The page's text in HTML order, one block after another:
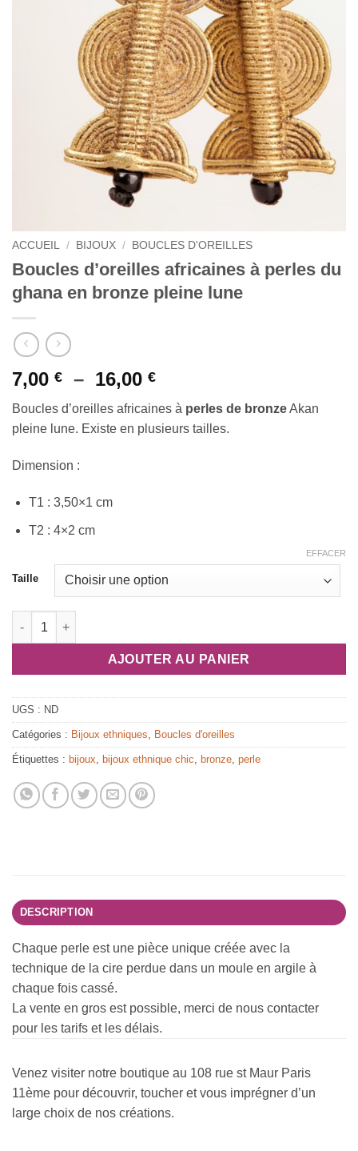
ACCUEIL / BIJOUX / BOUCLES D'OREILLES
Boucles d’oreilles africaines à perles du
ghana en bronze pleine lune
7,00 € – 16,00 €Plage
de
prix :
7,00 €
Boucles d’oreilles africaines à perles de bronzeAkan
pleine lune. Existe en plusieurs tailles.
Dimension :
T1 : 3,50×1 cm
T2 : 4×2 cm
Taille
EFFACER
quantité de Boucles d'oreilles africaines à perles du ghana en
AJOUTER AU PANIER
UGS : ND
Catégories : Bijoux ethniques, Boucles d'oreilles
Étiquettes : bijoux, bijoux ethnique chic, bronze, perle
DESCRIPTION
Chaque perle est une pièce unique créée avec la
technique de la cire perdue dans un moule en argile à
chaque fois cassé.
La vente en gros est possible, merci de nous contacter
pour les tarifs et les délais.
Venez visiter notre boutique au 108 rue st Maur Paris
11ème pour découvrir, toucher et vous imprégner d’un
large choix de nos créations.